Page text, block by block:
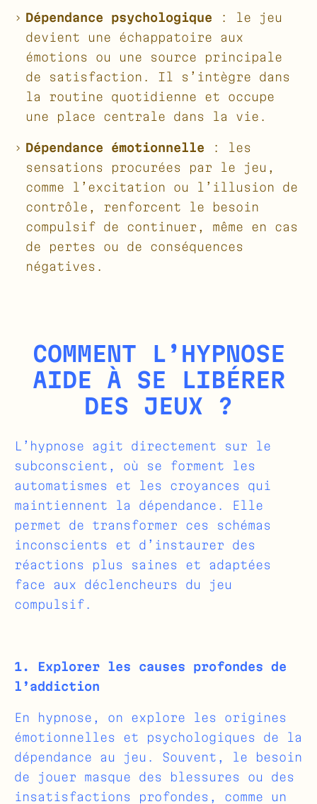
Dépendance psychologique : le jeu
devient une échappatoire aux
émotions ou une source principale
de satisfaction. Il s’intègre dans
la routine quotidienne et occupe
une place centrale dans la vie.
Dépendance émotionnelle : les
sensations procurées par le jeu,
comme l’excitation ou l’illusion de
contrôle, renforcent le besoin
compulsif de continuer, même en cas
de pertes ou de conséquences
négatives.
COMMENT L’HYPNOSE
AIDE À SE LIBÉRER
DES JEUX ?
L’hypnose agit directement sur le
subconscient, où se forment les
automatismes et les croyances qui
maintiennent la dépendance. Elle
permet de transformer ces schémas
inconscients et d’instaurer des
réactions plus saines et adaptées
face aux déclencheurs du jeu
compulsif.
1. Explorer les causes profondes de
l’addiction
En hypnose, on explore les origines
émotionnelles et psychologiques de la
dépendance au jeu. Souvent, le besoin
de jouer masque des blessures ou des
insatisfactions profondes, comme un